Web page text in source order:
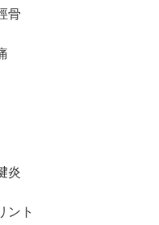
骨
炎
ント